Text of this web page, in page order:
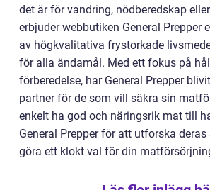
det är för vandring, nödberedskap
erbjuder webbutiken General Prepper
av högkvalitativa frystorkade
för alla ändamål. Med ett fokus på
förberedelse, har General Prepper
partner för de som vill säkra sin
enkelt ha god och näringsrik mat till
General Prepper för att utforska
göra ett klokt val för din